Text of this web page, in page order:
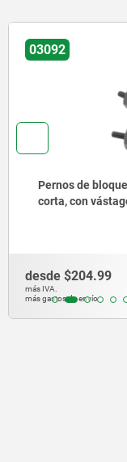
desde
más